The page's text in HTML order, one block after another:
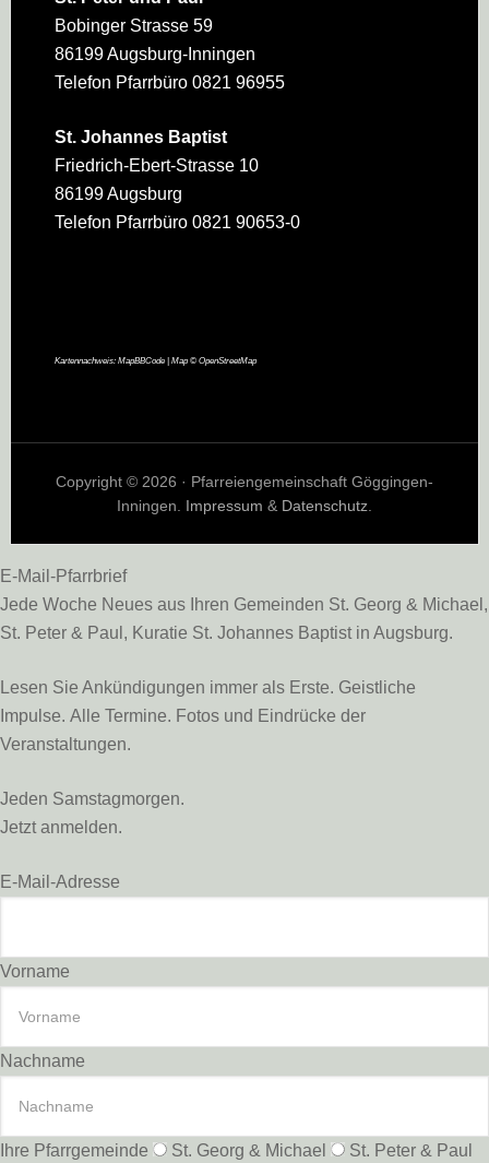
Bobinger Strasse 59
86199 Augsburg-Inningen
Telefon Pfarrbüro 0821 96955
St. Johannes Baptist
Friedrich-Ebert-Strasse 10
86199 Augsburg
Telefon Pfarrbüro 0821 90653-0
Kartennachweis: MapBBCode| Map © OpenStreetMap
Copyright © 2026 · Pfarreiengemeinschaft Göggingen-
Inningen. Impressum & Datenschutz.
E-Mail-Pfarrbrief
Jede Woche Neues aus Ihren Gemeinden St. Georg & Michael,
St. Peter & Paul, Kuratie St. Johannes Baptist in Augsburg.
Lesen Sie Ankündigungen immer als Erste. Geistliche
Impulse. Alle Termine. Fotos und Eindrücke der
Veranstaltungen.
Jeden Samstagmorgen.
Jetzt anmelden.
E-Mail-Adresse
Vorname
Nachname
Ihre Pfarrgemeinde St. Georg & Michael
St. Peter & Paul